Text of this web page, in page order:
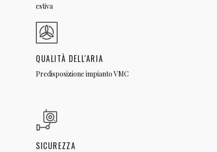
estiva
QUALITÀ DELL'ARIA
Predisposizione impianto VMC
SICUREZZA